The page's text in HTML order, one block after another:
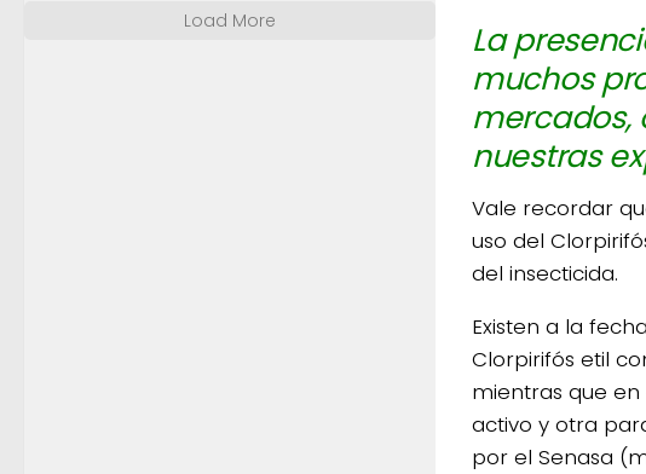
La
muchos
mercados,
nuestras
Vale recordar
uso del
del insecticida.
Existen a la
Clorpirifós etil
mientras que
activo y otra
por el Senasa
Load More